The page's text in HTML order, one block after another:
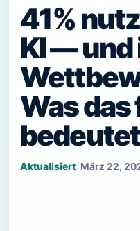
41%
KI — und
Was das
März 22,